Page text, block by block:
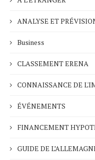
ANALYSE ET
Business
CLASSEMENT ERENA
CONNAISSANCE DE
ÉVÉNEMENTS
FINANCEMENT
GUIDE DE